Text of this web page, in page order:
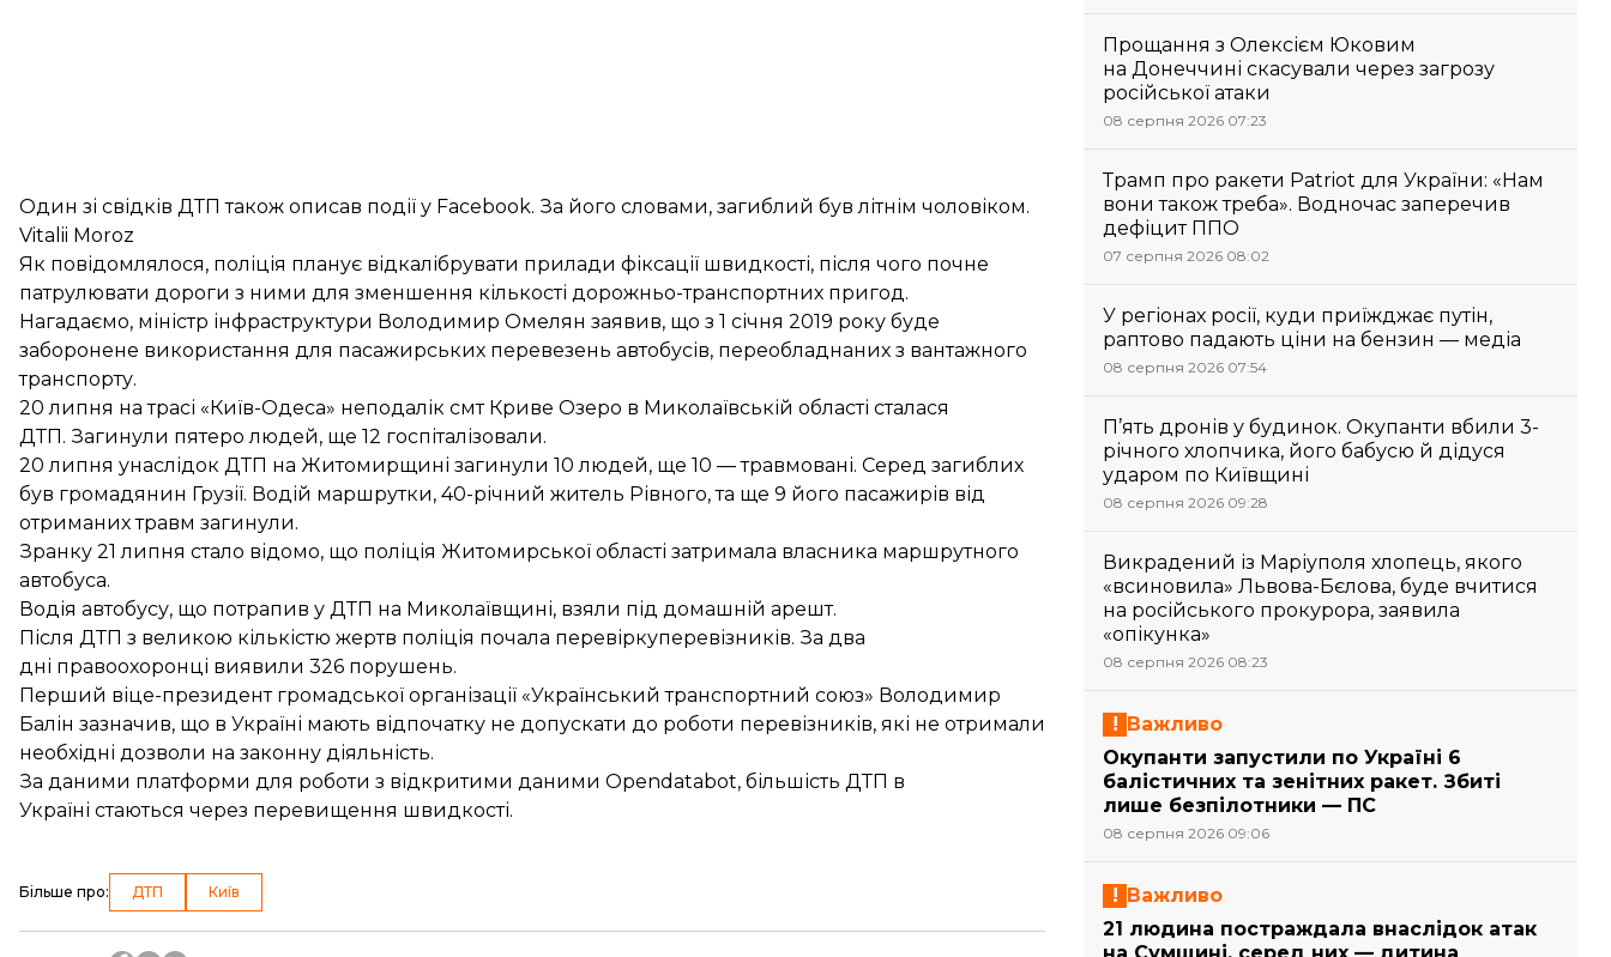
Один зі свідків ДТП також описав події у Facebook. За його словами, загиблий був літнім чоловіком.
Vitalii Moroz
Як повідомлялося, поліція планує відкалібрувати прилади фіксації швидкості, після чого почне
патрулювати дороги з ними для зменшення кількості дорожньо-транспортних пригод.
Нагадаємо, міністр інфраструктури Володимир Омелян заявив, що з 1 січня 2019 року буде
заборонене використання для пасажирських перевезень автобусів, переобладнаних з вантажного
транспорту.
20 липня на трасі «Київ-Одеса» неподалік смт Криве Озеро в Миколаївській області сталася
ДТП. Загинули пятеро людей, ще 12 госпіталізовали.
20 липня унаслідок ДТП на Житомирщині загинули 10 людей, ще 10 — травмовані. Серед загиблих
був громадянин Грузії. Водій маршрутки, 40-річний житель Рівного, та ще 9 його пасажирів від
отриманих травм загинули.
Зранку 21 липня стало відомо, що поліція Житомирської області затримала власника маршрутного
автобуса.
Водія автобусу, що потрапив у ДТП на Миколаївщині, взяли під домашній арешт.
Після ДТП з великою кількістю жертв поліція почала перевіркуперевізників. За два
дні правоохоронці виявили 326 порушень.
Перший віце-президент громадської організації «Український транспортний союз» Володимир
Балін зазначив, що в Україні мають відпочатку не допускати до роботи перевізників, які не отримали
необхідні дозволи на законну діяльність.
За даними платформи для роботи з відкритими даними Opendatabot, більшість ДТП в
Україні стаються через перевищення швидкості.
Більше про: ДТП Київ
Прощання з Олексієм Юковим
на Донеччині скасували через загрозу
російської атаки
08 серпня 2026 07:23
Трамп про ракети Patriot для України: «Нам
вони також треба». Водночас заперечив
дефіцит ППО
07 серпня 2026 08:02
У регіонах росії, куди приїжджає путін,
раптово падають ціни на бензин — медіа
08 серпня 2026 07:54
П’ять дронів у будинок. Окупанти вбили 3-
річного хлопчика, його бабусю й дідуся
ударом по Київщині
08 серпня 2026 09:28
Викрадений із Маріуполя хлопець, якого
«всиновила» Львова-Бєлова, буде вчитися
на російського прокурора, заявила
«опікунка»
08 серпня 2026 08:23
Важливо
Окупанти запустили по Україні 6
балістичних та зенітних ракет. Збиті
лише безпілотники — ПС
08 серпня 2026 09:06
Важливо
21 людина постраждала внаслідок атак